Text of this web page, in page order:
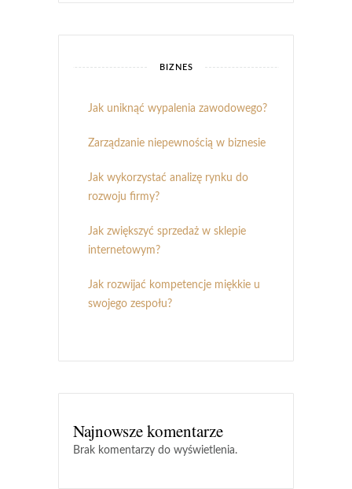
BIZNES
Jak uniknąć wypalenia zawodowego?
Zarządzanie niepewnością w biznesie
Jak wykorzystać analizę rynku do
rozwoju firmy?
Jak zwiększyć sprzedaż w sklepie
internetowym?
Jak rozwijać kompetencje miękkie u
swojego zespołu?
Najnowsze komentarze
Brak komentarzy do wyświetlenia.